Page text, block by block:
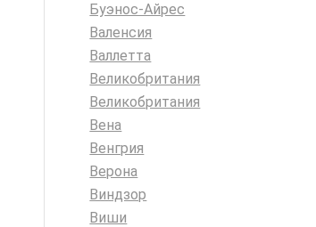
Буэнос-Айрес
Валенсия
Валлетта
Великобритания
Великобритания
Вена
Венгрия
Верона
Виндзор
Виши